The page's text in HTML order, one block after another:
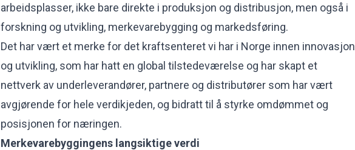
arbeidsplasser, ikke bare direkte i produksjon og distribusjon, men også i
forskning og utvikling, merkevarebygging og markedsføring.
Det har vært et merke for det kraftsenteret vi har i Norge innen innovasjon
og utvikling, som har hatt en global tilstedeværelse og har skapt et
nettverk av underleverandører, partnere og distributører som har vært
avgjørende for hele verdikjeden, og bidratt til å styrke omdømmet og
posisjonen for næringen.
Merkevarebyggingens langsiktige verdi